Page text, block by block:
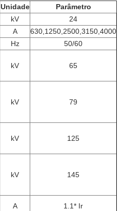
Unidade
Parâmetro
kV
24
A
630,1250,2500,3150,4000
Hz 50/60
kV 65
kV 79
kV 125
kV 145
A 1.1* Ir